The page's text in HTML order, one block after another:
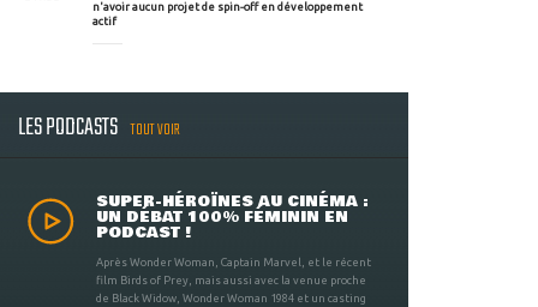
n'avoir aucun projet de spin-off en développement
actif
LES PODCASTS TOUT VOIR
SUPER-HÉROÏNES AU CINÉMA :
UN DÉBAT 100% FÉMININ EN
PODCAST !
Après Wonder Woman, Captain Marvel, et le récent
film Birds of Prey, mais aussi avec la venue proche
de Black Widow, Wonder Woman 1984 et un casting